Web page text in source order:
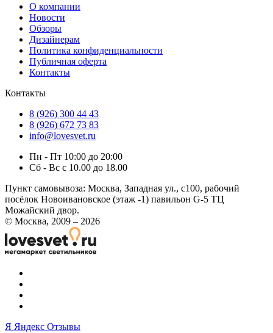
О компании
Новости
Обзоры
Дизайнерам
Политика конфиденциальности
Публичная оферта
Контакты
Контакты
8 (926) 300 44 43
8 (926) 672 73 83
info@lovesvet.ru
Пн - Пт 10:00 до 20:00
Сб - Вс с 10.00 до 18.00
Пункт самовывоза: Москва, Западная ул., с100, рабочий
посёлок Новоивановское (этаж -1) павильон G-5 ТЦ
Можайский двор.
© Москва, 2009 – 2026
Я Яндекс Отзывы